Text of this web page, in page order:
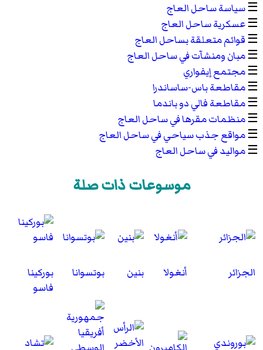
☰سياسة ساحل العاج
☰عسكرية ساحل العاج
☰قوائم متعلقة بساحل العاج
☰مبان ومنشآت في ساحل العاج
☰مجتمع إيفواري
☰مقاطعة باس-ساساندرا
☰مقاطعة فالي دو باندما
☰منظمات مقرها في ساحل العاج
☰مواقع جذب سياحي في ساحل العاج
☰مواليد في ساحل العاج
موسوعات ذات صلة
الجزائر أنغولا بنين بوتسوانا
بوركينا
فاسو